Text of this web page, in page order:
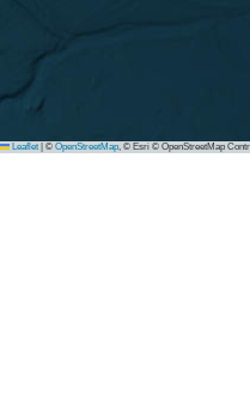
Leaflet © OpenStreetMap, © Esri © OpenStreetMap